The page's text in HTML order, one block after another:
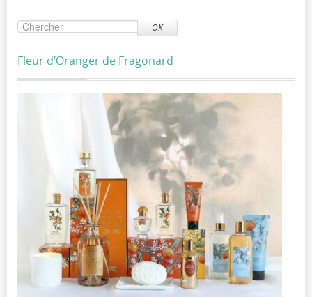
OK
Fleur d’Oranger de Fragonard